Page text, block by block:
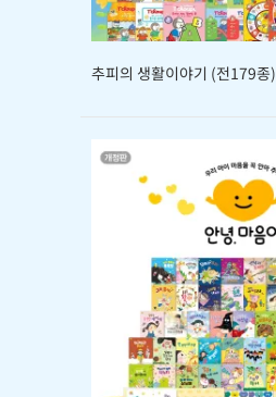
추피의 생활이야기 (전179종)